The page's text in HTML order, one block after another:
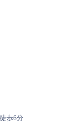
歩6分